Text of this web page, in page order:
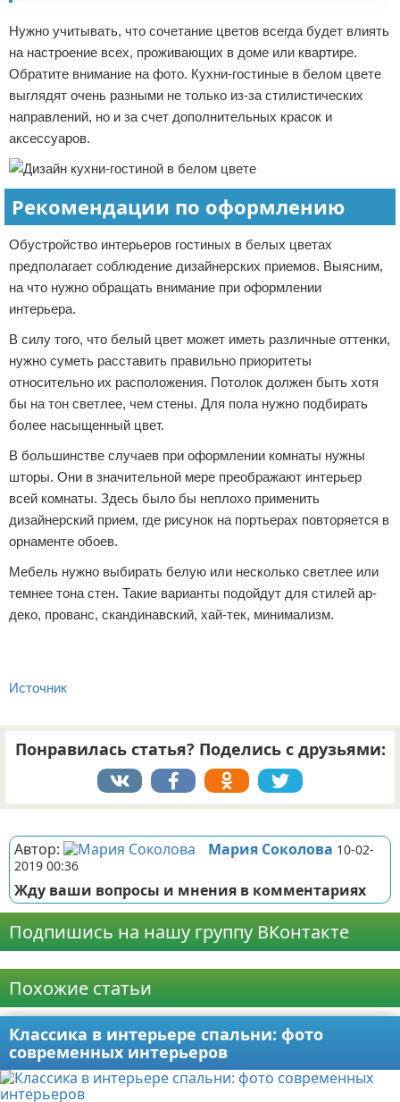
Нужно учитывать, что сочетание цветов всегда будет влиять
на настроение всех, проживающих в доме или квартире.
Обратите внимание на фото. Кухни-гостиные в белом цвете
выглядят очень разными не только из-за стилистических
направлений, но и за счет дополнительных красок и
аксессуаров.
Рекомендации по оформлению
Обустройство интерьеров гостиных в белых цветах
предполагает соблюдение дизайнерских приемов. Выясним,
на что нужно обращать внимание при оформлении
интерьера.
В силу того, что белый цвет может иметь различные оттенки,
нужно суметь расставить правильно приоритеты
относительно их расположения. Потолок должен быть хотя
бы на тон светлее, чем стены. Для пола нужно подбирать
более насыщенный цвет.
В большинстве случаев при оформлении комнаты нужны
шторы. Они в значительной мере преображают интерьер
всей комнаты. Здесь было бы неплохо применить
дизайнерский прием, где рисунок на портьерах повторяется в
орнаменте обоев.
Мебель нужно выбирать белую или несколько светлее или
темнее тона стен. Такие варианты подойдут для стилей ар-
деко, прованс, скандинавский, хай-тек, минимализм.
Источник
Понравилась статья? Поделись с друзьями:
Автор: Мария Соколова 10-02-
2019 00:36
Жду ваши вопросы и мнения в комментариях
Подпишись на нашу группу ВКонтакте
Похожие статьи
Классика в интерьере спальни: фото
современных интерьеров